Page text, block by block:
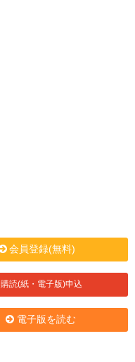
会員登録(無料)
購読(紙・電子版)申込
電子版を読む